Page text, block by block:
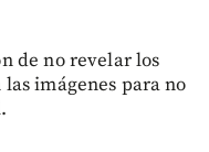
de no revelar los
imágenes para no